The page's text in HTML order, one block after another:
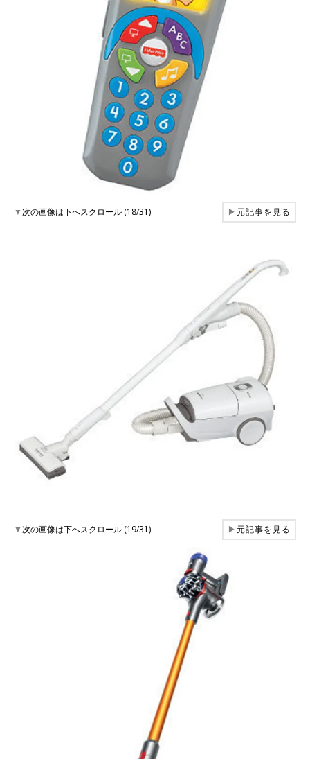
▼次の画像は下へスクロール (18/31) ▶元記事を見る
▼次の画像は下へスクロール (19/31) ▶元記事を見る